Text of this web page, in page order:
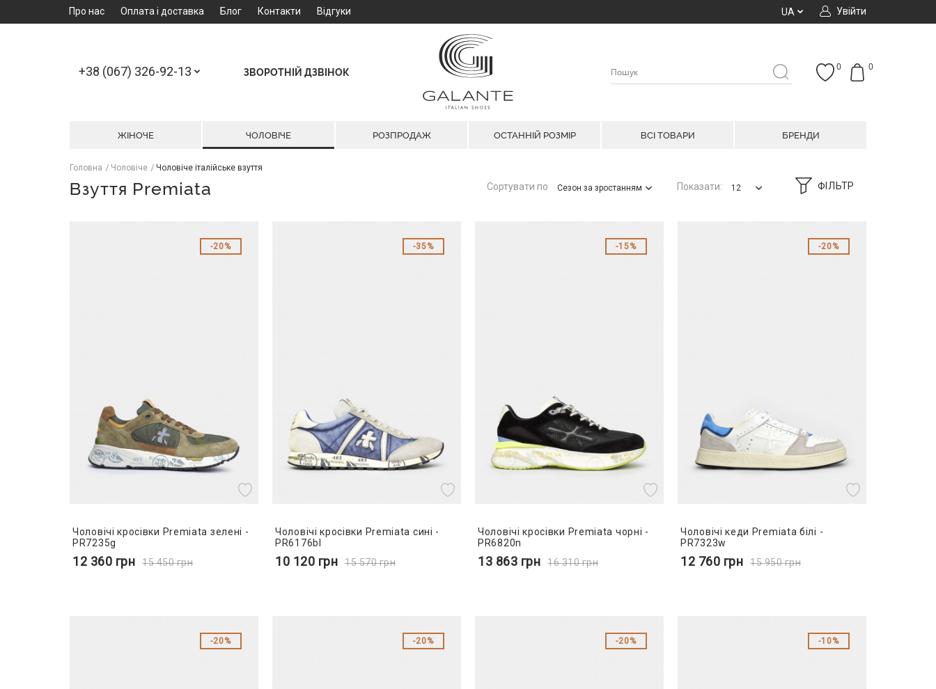
Про нас Оплата і доставка Блог Контакти Відгуки Увійти
UA
+38 (067) 326-92-13 ЗВОРОТНІЙ ДЗВІНОК
0
0
ЖІНОЧЕ ЧОЛОВІЧЕ РОЗПРОДАЖ ОСТАННІЙ РОЗМІР ВСІ ТОВАРИ БРЕНДИ
Головна Чоловіче Чоловіче італійське взуття
Взуття Premiata ФІЛЬТР
Сортувати по Сезон за зростанням Показати: 12
20%
Чоловічі кросівки Premiata зелені -
PR7235g
12 360 грн 15 450грн
35%
Чоловічі кросівки Premiata сині -
PR6176bl
10 120 грн 15 570грн
15%
Чоловічі кросівки Premiata чорні -
PR6820n
13 863 грн 16 310грн
20%
Чоловічі кеди Premiata білі -
PR7323w
12 760 грн 15 950грн
20% 20% 20% 10%